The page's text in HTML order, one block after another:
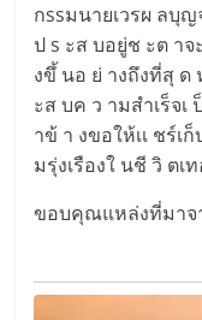
กssมนายเวรผ ลบุ
ป s ะส บอยู่ช ะต า
งขึ้ นอ ย่ างถึงที่สุ ด
ะส บค ว ามสำเร็จเ
าข้ า งขอให้เเ ชร์เ
มรุ่งเรืองใ นชี วิ ตเ
ขอบคุณแหล่งที่มาจ